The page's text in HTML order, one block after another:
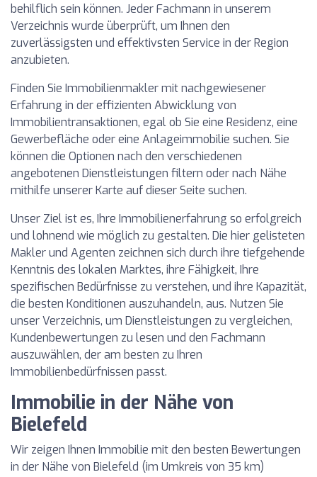
behilflich sein können. Jeder Fachmann in unserem
Verzeichnis wurde überprüft, um Ihnen den
zuverlässigsten und effektivsten Service in der Region
anzubieten.
Finden Sie Immobilienmakler mit nachgewiesener
Erfahrung in der effizienten Abwicklung von
Immobilientransaktionen, egal ob Sie eine Residenz, eine
Gewerbefläche oder eine Anlageimmobilie suchen. Sie
können die Optionen nach den verschiedenen
angebotenen Dienstleistungen filtern oder nach Nähe
mithilfe unserer Karte auf dieser Seite suchen.
Unser Ziel ist es, Ihre Immobilienerfahrung so erfolgreich
und lohnend wie möglich zu gestalten. Die hier gelisteten
Makler und Agenten zeichnen sich durch ihre tiefgehende
Kenntnis des lokalen Marktes, ihre Fähigkeit, Ihre
spezifischen Bedürfnisse zu verstehen, und ihre Kapazität,
die besten Konditionen auszuhandeln, aus. Nutzen Sie
unser Verzeichnis, um Dienstleistungen zu vergleichen,
Kundenbewertungen zu lesen und den Fachmann
auszuwählen, der am besten zu Ihren
Immobilienbedürfnissen passt.
Immobilie in der Nähe von
Bielefeld
Wir zeigen Ihnen Immobilie mit den besten Bewertungen
in der Nähe von Bielefeld (im Umkreis von 35 km)